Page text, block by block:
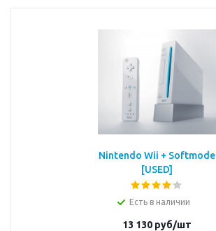
Nintendo Wii + Softmode
[USED]
Есть в наличии
13 130 руб/шт